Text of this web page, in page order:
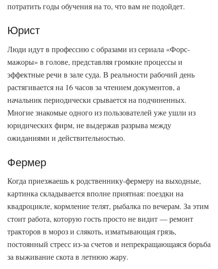
потратить годы обучения на то, что вам не подойдет.
Юрист
Люди идут в профессию с образами из сериала «Форс-
мажоры» в голове, представляя громкие процессы и
эффектные речи в зале суда. В реальности рабочий день
растягивается на 16 часов за чтением документов, а
начальник периодически срывается на подчиненных.
Многие знакомые одного из пользователей уже ушли из
юридических фирм, не выдержав разрыва между
ожиданиями и действительностью.
Фермер
Когда приезжаешь к родственнику-фермеру на выходные,
картинка складывается вполне приятная: поездки на
квадроцикле, кормление телят, рыбалка по вечерам. За этим
стоит работа, которую гость просто не видит — ремонт
тракторов в мороз и слякоть, изматывающая грязь,
постоянный стресс из-за счетов и непрекращающаяся борьба
за выживание скота в летнюю жару.